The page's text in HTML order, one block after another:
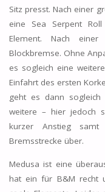
Sitz presst. Nach einer
eine Sea Serpent
Element. Nach
Blockbremse. Ohne
es sogleich eine
Einfahrt des ersten
geht es dann
weitere – hier jedoch
kurzer Anstieg
Bremsstrecke über.
Medusa ist eine
hat ein für B&M recht